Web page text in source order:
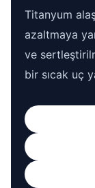
Titanyum
azaltmaya
ve
bir sıcak uç